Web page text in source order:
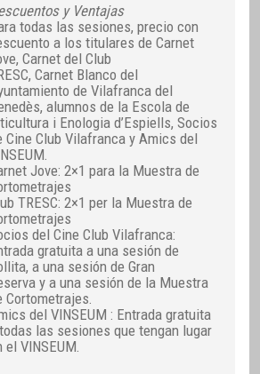
y Ventajas
todas las sesiones, precio con
a los titulares de Carnet
Carnet del Club
Carnet Blanco del
de Vilafranca del
alumnos de la Escola de
i Enologia d’Espiells, Socios
Cine Club Vilafranca y Amics del
Jove: 2×1 para la Muestra de
TRESC: 2×1 per la Muestra de
del Cine Club Vilafranca:
gratuita a una sesión de
a una sesión de Gran
y a una sesión de la Muestra
Cortometrajes.
del VINSEUM : Entrada gratuita
las sesiones que tengan lugar
el VINSEUM.